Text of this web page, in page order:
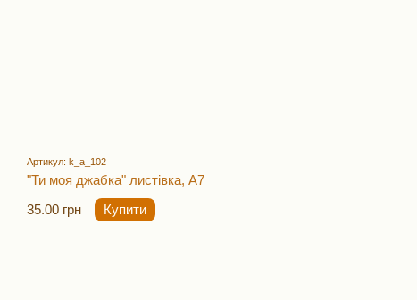
Артикул: k_a_102
"Ти моя джабка" листівка, А7
35.00 грн
Купити